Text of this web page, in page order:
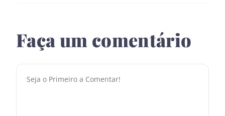
Faça um comentário